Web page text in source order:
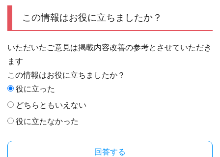
この情報はお役に立ちましたか？
いただいたご意見は掲載内容改善の参考とさせていただき
ます
この情報はお役に立ちましたか？
役に立った
どちらともいえない
役に立たなかった